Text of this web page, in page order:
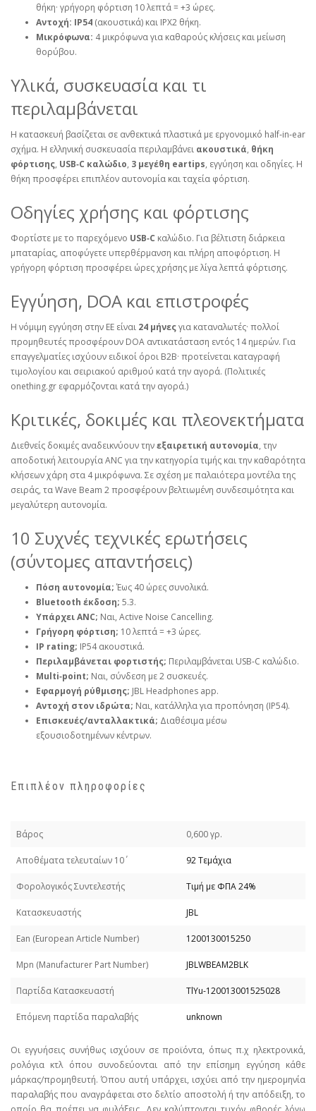
θήκη· γρήγορη φόρτιση 10 λεπτά = +3 ώρες.
Αντοχή: IP54 (ακουστικά) και IPX2 θήκη.
Μικρόφωνα: 4 μικρόφωνα για καθαρούς κλήσεις και μείωση
θορύβου.
Υλικά, συσκευασία και τι
περιλαμβάνεται
Η κατασκευή βασίζεται σε ανθεκτικά πλαστικά με εργονομικό half‑in‑ear
σχήμα. Η ελληνική συσκευασία περιλαμβάνει ακουστικά, θήκη
φόρτισης, USB‑C καλώδιο, 3 μεγέθη eartips, εγγύηση και οδηγίες. Η
θήκη προσφέρει επιπλέον αυτονομία και ταχεία φόρτιση.
Οδηγίες χρήσης και φόρτισης
Φορτίστε με το παρεχόμενο USB‑C καλώδιο. Για βέλτιστη διάρκεια
μπαταρίας, αποφύγετε υπερθέρμανση και πλήρη αποφόρτιση. Η
γρήγορη φόρτιση προσφέρει ώρες χρήσης με λίγα λεπτά φόρτισης.
Εγγύηση, DOA και επιστροφές
Η νόμιμη εγγύηση στην ΕΕ είναι 24 μήνεςγια καταναλωτές· πολλοί
προμηθευτές προσφέρουν DOA αντικατάσταση εντός 14 ημερών. Για
επαγγελματίες ισχύουν ειδικοί όροι B2B· προτείνεται καταγραφή
τιμολογίου και σειριακού αριθμού κατά την αγορά. (Πολιτικές
onething.gr εφαρμόζονται κατά την αγορά.)
Κριτικές, δοκιμές και πλεονεκτήματα
Διεθνείς δοκιμές αναδεικνύουν τηνεξαιρετική αυτονομία, την
αποδοτική λειτουργία ANC για την κατηγορία τιμής και την καθαρότητα
κλήσεων χάρη στα 4 μικρόφωνα. Σε σχέση με παλαιότερα μοντέλα της
σειράς, τα Wave Beam 2 προσφέρουν βελτιωμένη συνδεσιμότητα και
μεγαλύτερη αυτονομία.
10 Συχνές τεχνικές ερωτήσεις
(σύντομες απαντήσεις)
Πόση αυτονομία; Έως 40 ώρες συνολικά.
Bluetooth έκδοση; 5.3.
Υπάρχει ANC; Ναι, Active Noise Cancelling.
Γρήγορη φόρτιση; 10 λεπτά = +3 ώρες.
IP rating; IP54 ακουστικά.
Περιλαμβάνεται φορτιστής; Περιλαμβάνεται USB‑C καλώδιο.
Multi‑point; Ναι, σύνδεση με 2 συσκευές.
Εφαρμογή ρύθμισης; JBL Headphones app.
Αντοχή στον ιδρώτα; Ναι, κατάλληλα για προπόνηση (IP54).
Επισκευές/ανταλλακτικά; Διαθέσιμα μέσω
εξουσιοδοτημένων κέντρων.
Επιπλέον πληροφορίες
Βάρος 0,600 γρ.
Απoθέματα τελευταίων 10΄ 92 Τεμάχια
Φορολογικός Συντελεστής Τιμή με ΦΠΑ 24%
Κατασκευαστής JBL
Εan (European Article Number) 1200130015250
Mpn (Manufacturer Part Number) JBLWBEAM2BLK
Παρτίδα Κατασκευαστή TlYu-120013001525028
Επόμενη παρτίδα παραλαβής unknown
Οι εγγυήσεις συνήθως ισχύουν σε προϊόντα, όπως π.χ ηλεκτρονικά,
ρολόγια κτλ όπου συνοδεύονται από την επίσημη εγγύηση κάθε
μάρκας/προμηθευτή. Όπου αυτή υπάρχει, ισχύει από την ημερομηνία
παραλαβής που αναγράφεται στο δελτίο αποστολή ή την απόδειξη, το